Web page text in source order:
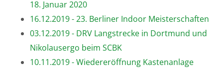
18. Januar 2020
16.12.2019 - 23. Berliner Indoor Meisterschaften
03.12.2019 - DRV Langstrecke in Dortmund und
Nikolausergo beim SCBK
10.11.2019 - Wiedereröffnung Kastenanlage